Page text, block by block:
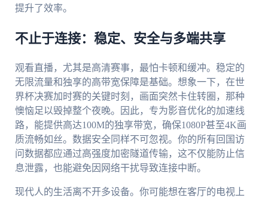
提升了效率。
不止于连接：稳定、安全与多端共享
观看直播，尤其是高清赛事，最怕卡顿和缓冲。稳定的
无限流量和独享的高带宽保障是基础。想象一下，在世
界杯决赛加时赛的关键时刻，画面突然卡住转圈，那种
懊恼足以毁掉整个夜晚。因此，专为影音优化的加速线
路，能提供高达100M的独享带宽，确保1080P甚至4K画
质流畅如丝。数据安全同样不可忽视。你的所有回国访
问数据都应通过高强度加密隧道传输，这不仅能防止信
息泄露，也能避免因网络干扰导致连接中断。
现代人的生活离不开多设备。你可能想在客厅的电视上